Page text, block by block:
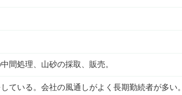
間処理、山砂の採取、販売。
ている。会社の風通しがよく長期勤続者が多い。